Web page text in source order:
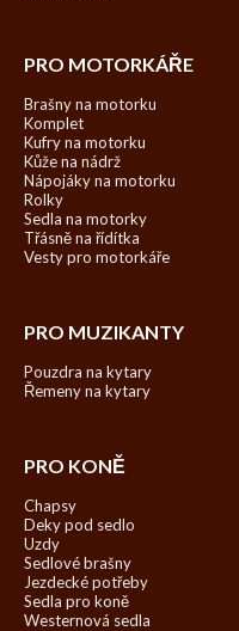
PRO MOTORKÁŘE
Brašny na motorku
Komplet
Kufry na motorku
Kůže na nádrž
Nápojáky na motorku
Rolky
Sedla na motorky
Třásně na řídítka
Vesty pro motorkáře
PRO MUZIKANTY
Pouzdra na kytary
Řemeny na kytary
PRO KONĚ
Chapsy
Deky pod sedlo
Uzdy
Sedlové brašny
Jezdecké potřeby
Sedla pro koně
Westernová sedla